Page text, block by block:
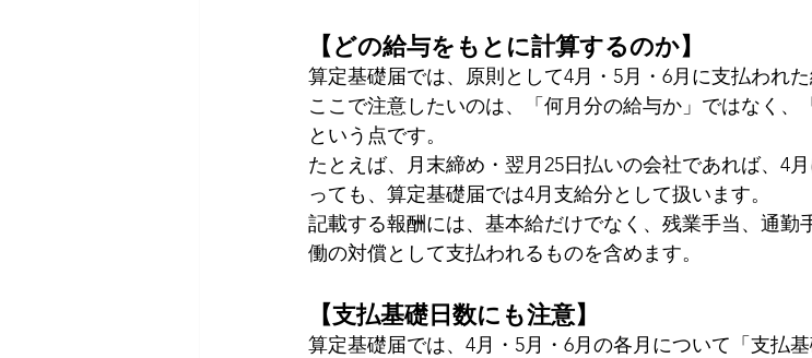
【どの給与をもとに計算するのか】
算定基礎届では、原則として4月・5月・6月に支払われた
ここで注意したいのは、「何月分の給与か」ではなく、
という点です。
たとえば、月末締め・翌月25日払いの会社であれば、4
っても、算定基礎届では4月支給分として扱います。
記載する報酬には、基本給だけでなく、残業手当、通勤
働の対償として支払われるものを含めます。
【支払基礎日数にも注意】
算定基礎届では、4月・5月・6月の各月について「支払基